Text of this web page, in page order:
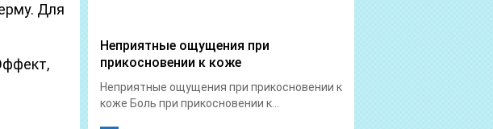
Для
Неприятные ощущения при
прикосновении к коже
Неприятные ощущения при прикосновении к
коже Боль при прикосновении к...